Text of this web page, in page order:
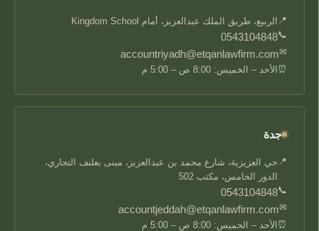
📍 الربيع، طريق الملك عبدالعزيز، أمام Kingdom School
📞
0543104848
✉
accountriyadh@etqanlawfirm.com
⏰ الأحد – الخميس: 8:00 ص – 5:00 م
جدة
📍 حي العزيزية، شارع محمد بن عبدالعزيز، مبنى بعلنف التجاري،
الدور الخامس، مكتب 502
📞
0543104848
✉
accountjeddah@etqanlawfirm.com
⏰ الأحد – الخميس: 8:00 ص – 5:00 م